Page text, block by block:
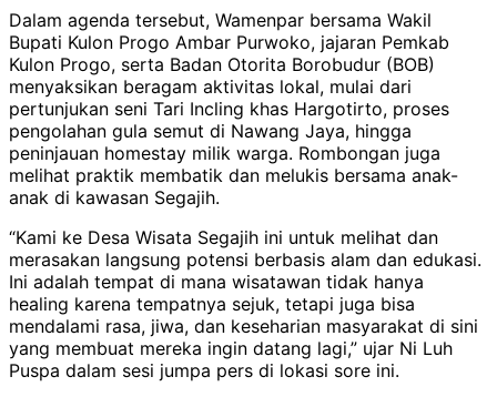
Dalam agenda tersebut, Wamenpar bersama Wakil
Bupati Kulon Progo Ambar Purwoko, jajaran Pemkab
Kulon Progo, serta Badan Otorita Borobudur (BOB)
menyaksikan beragam aktivitas lokal, mulai dari
pertunjukan seni Tari Incling khas Hargotirto, proses
pengolahan gula semut di Nawang Jaya, hingga
peninjauan homestay milik warga. Rombongan juga
melihat praktik membatik dan melukis bersama anak-
anak di kawasan Segajih.
“Kami ke Desa Wisata Segajih ini untuk melihat dan
merasakan langsung potensi berbasis alam dan edukasi.
Ini adalah tempat di mana wisatawan tidak hanya
healing karena tempatnya sejuk, tetapi juga bisa
mendalami rasa, jiwa, dan keseharian masyarakat di sini
yang membuat mereka ingin datang lagi,” ujar Ni Luh
Puspa dalam sesi jumpa pers di lokasi sore ini.